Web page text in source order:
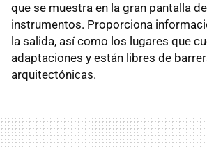
que se muestra en la gran pantalla
instrumentos. Proporciona
la salida, así como los lugares que
adaptaciones y están libres de
arquitectónicas.